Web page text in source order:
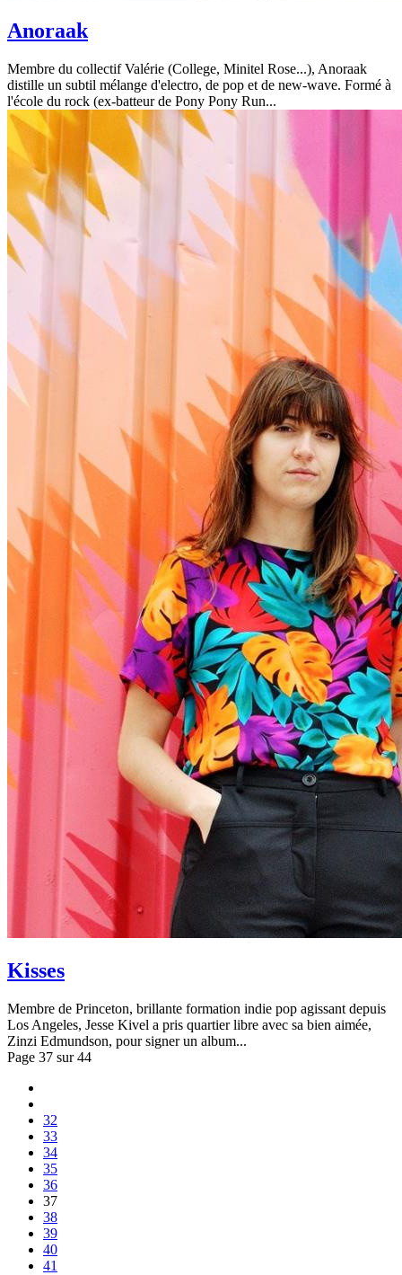
Anoraak
Membre du collectif Valérie (College, Minitel Rose...), Anoraak
distille un subtil mélange d'electro, de pop et de new-wave. Formé à
l'école du rock (ex-batteur de Pony Pony Run...
Kisses
Membre de Princeton, brillante formation indie pop agissant depuis
Los Angeles, Jesse Kivel a pris quartier libre avec sa bien aimée,
Zinzi Edmundson, pour signer un album...
Page 37 sur 44
32
33
34
35
36
37
38
39
40
41